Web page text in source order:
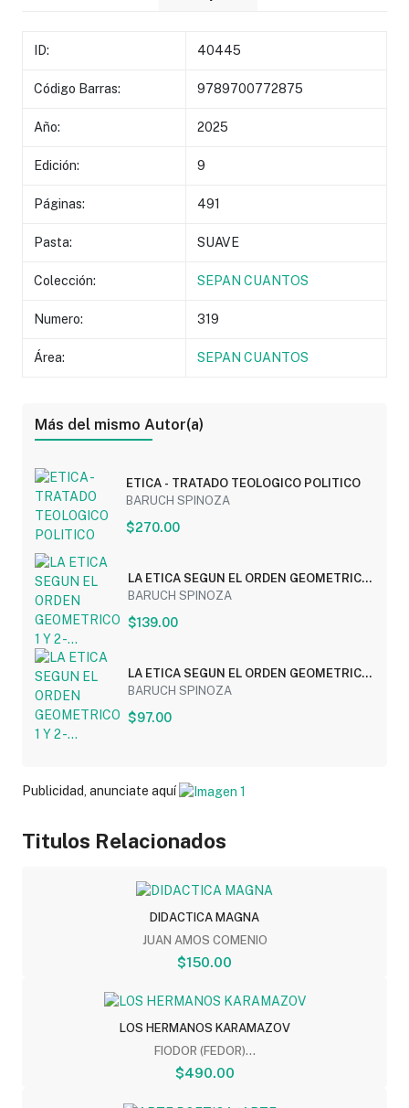
ID: 40445
Código Barras: 9789700772875
Año: 2025
Edición: 9
Páginas: 491
Pasta: SUAVE
Colección: SEPAN CUANTOS
Numero: 319
Área: SEPAN CUANTOS
Más del mismo Autor(a)
ETICA - TRATADO TEOLOGICO POLITICO
BARUCH SPINOZA
$270.00
LA ETICA SEGUN EL ORDEN GEOMETRICO
1 Y 2 -...
BARUCH SPINOZA
$139.00
LA ETICA SEGUN EL ORDEN GEOMETRICO
1 Y 2 -...
BARUCH SPINOZA
$97.00
Publicidad, anunciate aquí
Titulos Relacionados
DIDACTICA MAGNA
JUAN AMOS COMENIO
$150.00
LOS HERMANOS KARAMAZOV
FIODOR (FEDOR)...
$490.00